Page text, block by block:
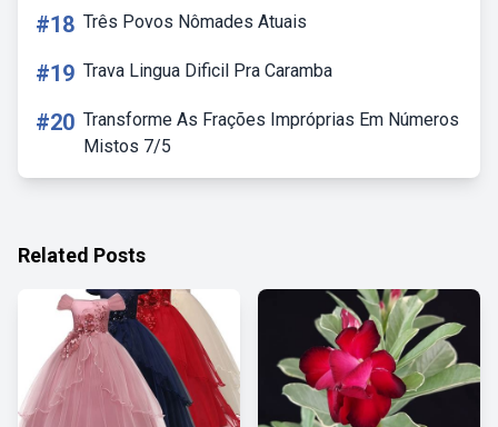
#18 Três Povos Nômades Atuais
#19 Trava Lingua Dificil Pra Caramba
#20 Transforme As Frações Impróprias Em Números
Mistos 7/5
Related Posts